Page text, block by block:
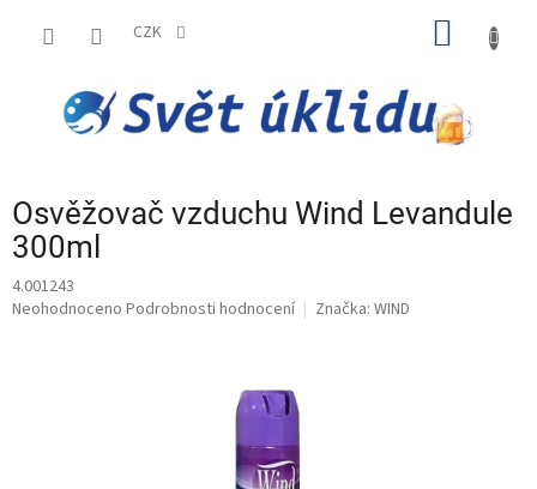
CZK
Osvěžovač vzduchu Wind Levandule
300ml
4.001243
Průměrné
Neohodnoceno Podrobnosti hodnocení Značka: WIND